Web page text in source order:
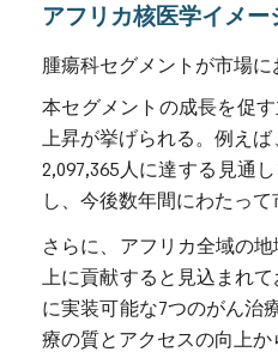
アフリカ核医学イメ
腫瘍科セグメントが市場
本セグメントの成長を促
上昇が挙げられる。例え
2,097,365人に達する見通
し、今後数年間にわたっ
さらに、アフリカ全域の
上に貢献すると見込まれ
に実装可能な7つのがん治
療の質とアクセスの向上か